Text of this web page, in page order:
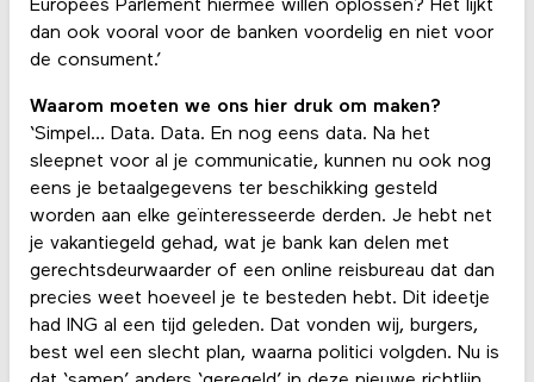
Europees Parlement hiermee willen oplossen? Het lijkt
dan ook vooral voor de banken voordelig en niet voor
de consument.’
Waarom moeten we ons hier druk om maken?
‘Simpel… Data. Data. En nog eens data. Na het
sleepnet voor al je communicatie, kunnen nu ook nog
eens je betaalgegevens ter beschikking gesteld
worden aan elke geïnteresseerde derden. Je hebt net
je vakantiegeld gehad, wat je bank kan delen met
gerechtsdeurwaarder of een online reisbureau dat dan
precies weet hoeveel je te besteden hebt. Dit ideetje
had ING al een tijd geleden. Dat vonden wij, burgers,
best wel een slecht plan, waarna politici volgden. Nu is